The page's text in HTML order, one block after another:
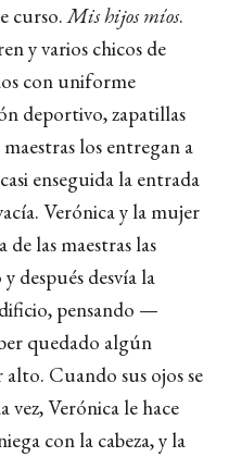
curso.Mis hijos míos.
y varios chicos de
con uniforme
deportivo, zapatillas
los entregan a
enseguida la entrada
Verónica y la mujer
las maestras las
después desvía la
pensando —
quedado algún
Cuando sus ojos se
vez, Verónica le hace
con la cabeza, y la